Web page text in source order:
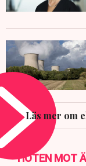
Läs mer om
HOTEN MOT